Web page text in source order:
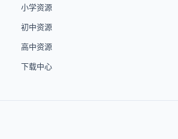
小学资源
初中资源
高中资源
下载中心